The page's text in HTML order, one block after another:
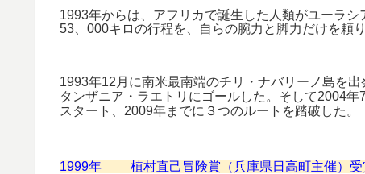
1993年からは、アフリカで誕生した人類がユーラ
53、000キロの行程を、自らの腕力と脚力だけを頼
1993年12月に南米最南端のチリ・ナバリーノ島を
タンザニア・ラエトリにゴールした。そして2004
スタート、2009年までに３つのルートを踏破した。
1999年 植村直己冒険賞（兵庫県日高町主催）受